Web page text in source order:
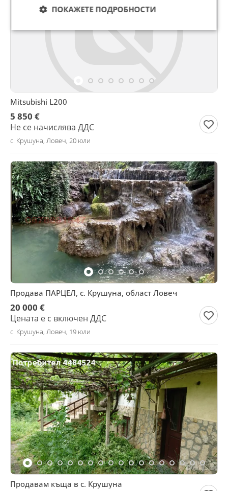
Mitsubishi L200
5 850 €
Не се начислява ДДС
с. Крушуна, Ловеч, 20 юли
Продава ПАРЦЕЛ, с. Крушуна, област Ловеч
20 000 €
Цената е с включен ДДС
с. Крушуна, Ловеч, 19 юли
Продавам къща в с. Крушуна
ПОКАЖЕТЕ ПОДРОБНОСТИ